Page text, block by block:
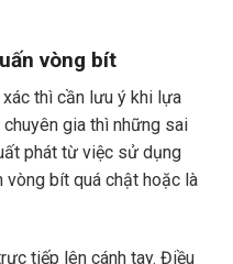
vòng bít
thì cần lưu ý khi lựa
gia thì những sai
phát từ việc sử dụng
vòng bít quá chật hoặc là
tiếp lên cánh tay. Điều